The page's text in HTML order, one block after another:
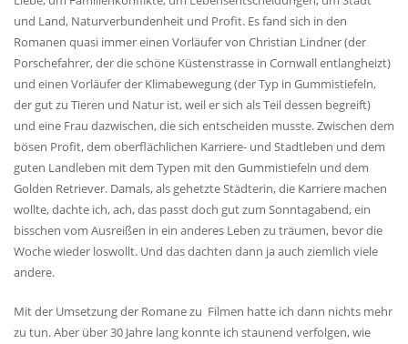
und Land, Naturverbundenheit und Profit. Es fand sich in den
Romanen quasi immer einen Vorläufer von Christian Lindner (der
Porschefahrer, der die schöne Küstenstrasse in Cornwall entlangheizt)
und einen Vorläufer der Klimabewegung (der Typ in Gummistiefeln,
der gut zu Tieren und Natur ist, weil er sich als Teil dessen begreift)
und eine Frau dazwischen, die sich entscheiden musste. Zwischen dem
bösen Profit, dem oberflächlichen Karriere- und Stadtleben und dem
guten Landleben mit dem Typen mit den Gummistiefeln und dem
Golden Retriever. Damals, als gehetzte Städterin, die Karriere machen
wollte, dachte ich, ach, das passt doch gut zum Sonntagabend, ein
bisschen vom Ausreißen in ein anderes Leben zu träumen, bevor die
Woche wieder loswollt. Und das dachten dann ja auch ziemlich viele
andere.
Mit der Umsetzung der Romane zu Filmen hatte ich dann nichts mehr
zu tun. Aber über 30 Jahre lang konnte ich staunend verfolgen, wie